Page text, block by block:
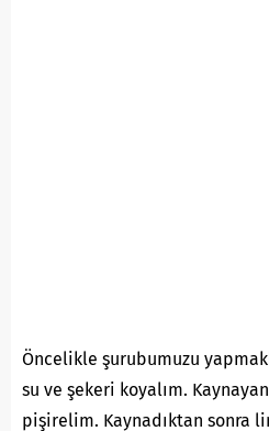
Öncelikle şurubumuzu
su ve şekeri koyalım.
pişirelim. Kaynadıktan sonra